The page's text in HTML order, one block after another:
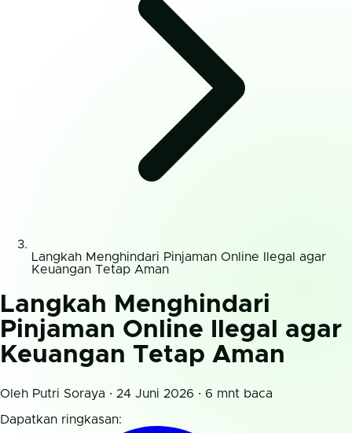
Langkah Menghindari Pinjaman Online Ilegal agar
Keuangan Tetap Aman
Langkah Menghindari
Pinjaman Online Ilegal agar
Keuangan Tetap Aman
Oleh Putri Soraya · 24 Juni 2026 · 6 mnt baca
Dapatkan ringkasan: